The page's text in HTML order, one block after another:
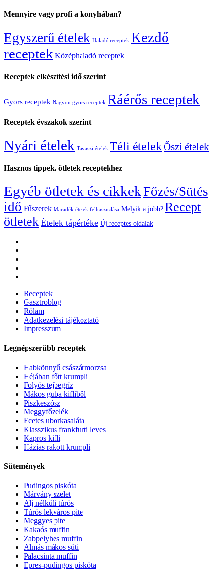
Mennyire vagy profi a konyhában?
Egyszerű ételek Haladó receptek Kezdő
receptek Középhaladó receptek
Receptek elkészítési idő szerint
Gyors receptek Nagyon gyors receptek Ráérős receptek
Receptek évszakok szerint
Nyári ételek Tavaszi ételek Téli ételekŐszi ételek
Hasznos tippek, ötletek receptekhez
Egyéb ötletek és cikkekFőzés/Sütés
idő Fűszerek Maradék ételek felhasználása Melyik a jobb? Recept
ötletek Ételek tápértéke Új receptes oldalak
Receptek
Gasztroblog
Rólam
Adatkezelési tájékoztató
Impresszum
Legnépszerűbb receptek
Habkönnyű császármorzsa
Héjában főtt krumpli
Folyós tejbegríz
Mákos guba kifliből
Piszkeszósz
Meggyfőzelék
Ecetes uborkasaláta
Klasszikus frankfurti leves
Kapros kifli
Házias rakott krumpli
Sütemények
Pudingos piskóta
Márvány szelet
Alj nélküli túrós
Túrós lekváros pite
Meggyes pite
Kakaós muffin
Zabpelyhes muffin
Almás mákos süti
Palacsinta muffin
Epres-pudingos piskóta